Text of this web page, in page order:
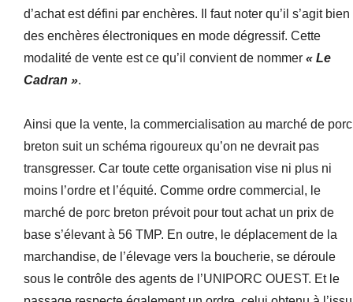
d’achat est défini par enchères. Il faut noter qu’il s’agit bien
des enchères électroniques en mode dégressif. Cette
modalité de vente est ce qu’il convient de nommer « Le
Cadran ».
Ainsi que la vente, la commercialisation au marché de porc
breton suit un schéma rigoureux qu’on ne devrait pas
transgresser. Car toute cette organisation vise ni plus ni
moins l’ordre et l’équité. Comme ordre commercial, le
marché de porc breton prévoit pour tout achat un prix de
base s’élevant à 56 TMP. En outre, le déplacement de la
marchandise, de l’élevage vers la boucherie, se déroule
sous le contrôle des agents de l’UNIPORC OUEST. Et le